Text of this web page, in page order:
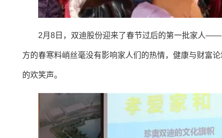
2月8日，双迪股份迎来了春节过后的第一批家人
方的春寒料峭丝毫没有影响家人们的热情，健康与财富
的欢笑声。